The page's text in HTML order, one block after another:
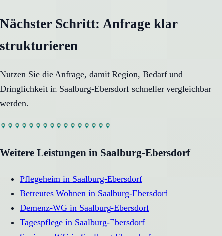
Nächster Schritt: Anfrage klar
strukturieren
Nutzen Sie die Anfrage, damit Region, Bedarf und
Dringlichkeit in Saalburg-Ebersdorf schneller vergleichbar
werden.
Weitere Leistungen in Saalburg-Ebersdorf
Pflegeheim in Saalburg-Ebersdorf
Betreutes Wohnen in Saalburg-Ebersdorf
Demenz-WG in Saalburg-Ebersdorf
Tagespflege in Saalburg-Ebersdorf